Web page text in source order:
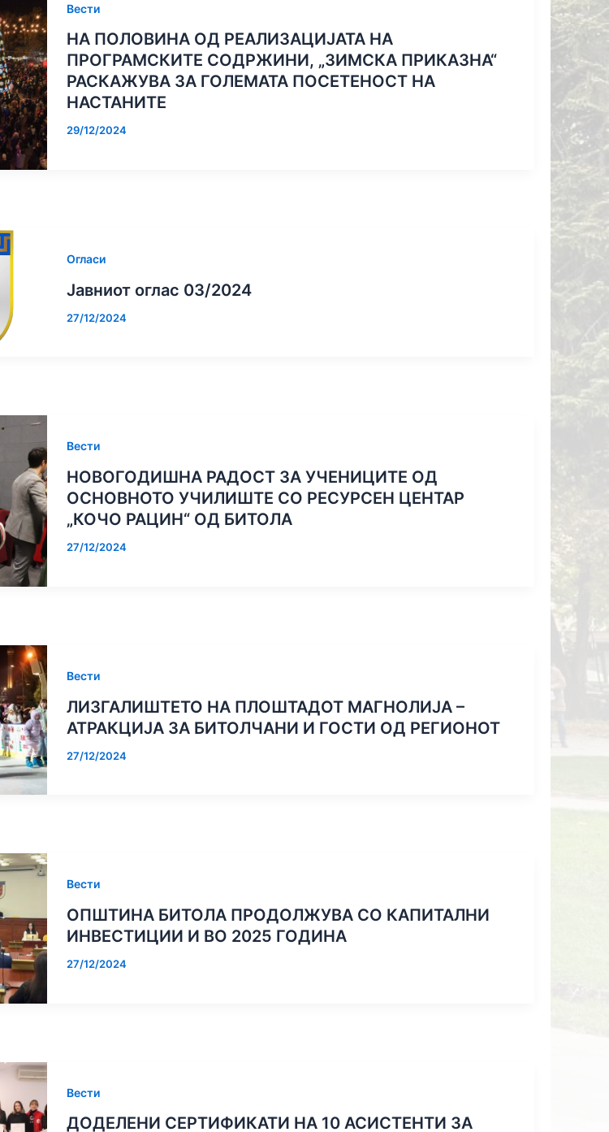
Вести
НА ПОЛОВИНА ОД РЕАЛИЗАЦИЈАТА НА
ПРОГРАМСКИТЕ СОДРЖИНИ, „ЗИМСКА ПРИКАЗНА“
РАСКАЖУВА ЗА ГОЛЕМАТА ПОСЕТЕНОСТ НА
НАСТАНИТЕ
29/12/2024
Огласи
Јавниот оглас 03/2024
27/12/2024
Вести
НОВОГОДИШНА РАДОСТ ЗА УЧЕНИЦИТЕ ОД
ОСНОВНОТО УЧИЛИШТЕ СО РЕСУРСЕН ЦЕНТАР
„КОЧО РАЦИН“ ОД БИТОЛА
27/12/2024
Вести
ЛИЗГАЛИШТЕТО НА ПЛОШТАДОТ МАГНОЛИЈА –
АТРАКЦИЈА ЗА БИТОЛЧАНИ И ГОСТИ ОД РЕГИОНОТ
27/12/2024
Вести
ОПШТИНА БИТОЛА ПРОДОЛЖУВА СО КАПИТАЛНИ
ИНВЕСТИЦИИ И ВО 2025 ГОДИНА
27/12/2024
Вести
ДОДЕЛЕНИ СЕРТИФИКАТИ НА 10 АСИСТЕНТИ ЗА